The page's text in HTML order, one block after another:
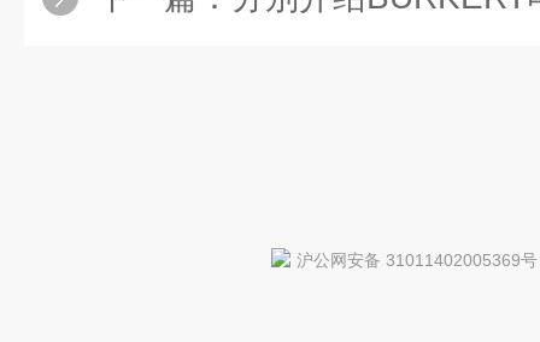
沪公网安备 31011402005369号